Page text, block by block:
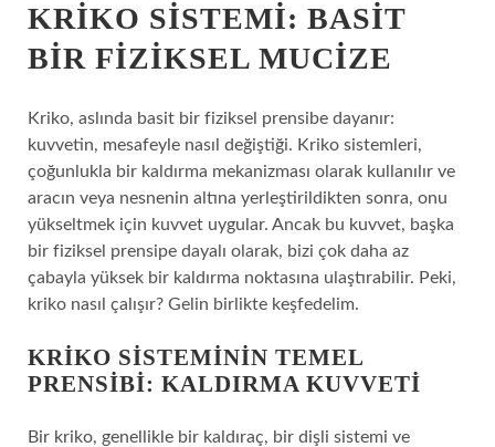
KRIKO SISTEMI: BASIT
BIR FIZIKSEL MUCIZE
Kriko, aslında basit bir fiziksel prensibe dayanır:
kuvvetin, mesafeyle nasıl değiştiği. Kriko sistemleri,
çoğunlukla bir kaldırma mekanizması olarak kullanılır ve
aracın veya nesnenin altına yerleştirildikten sonra, onu
yükseltmek için kuvvet uygular. Ancak bu kuvvet, başka
bir fiziksel prensipe dayalı olarak, bizi çok daha az
çabayla yüksek bir kaldırma noktasına ulaştırabilir. Peki,
kriko nasıl çalışır? Gelin birlikte keşfedelim.
KRIKO SISTEMININ TEMEL
PRENSIBI: KALDIRMA KUVVETI
Bir kriko, genellikle bir kaldıraç, bir dişli sistemi ve